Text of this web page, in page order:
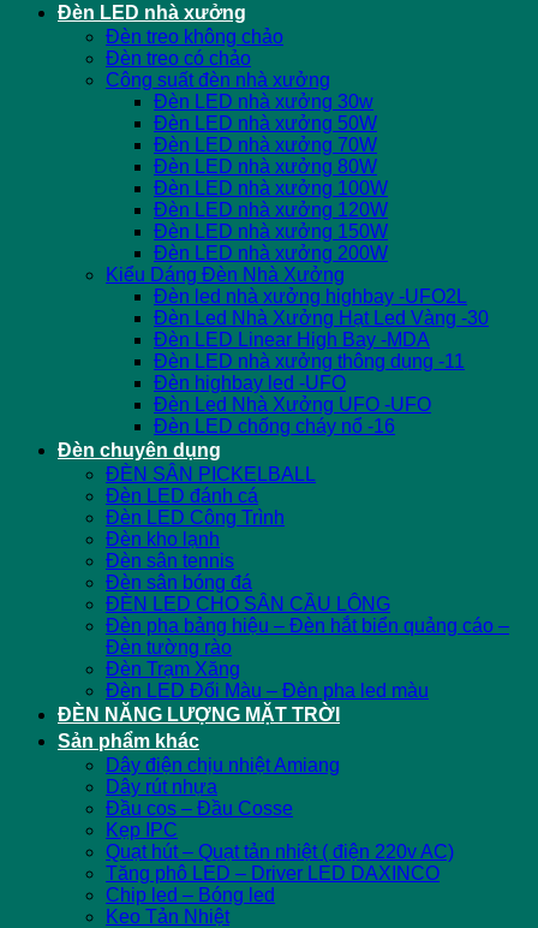
Đèn LED nhà xưởng
Đèn treo không chảo
Đèn treo có chảo
Công suất đèn nhà xưởng
Đèn LED nhà xưởng 30w
Đèn LED nhà xưởng 50W
Đèn LED nhà xưởng 70W
Đèn LED nhà xưởng 80W
Đèn LED nhà xưởng 100W
Đèn LED nhà xưởng 120W
Đèn LED nhà xưởng 150W
Đèn LED nhà xưởng 200W
Kiểu Dáng Đèn Nhà Xưởng
Đèn led nhà xưởng highbay -UFO2L
Đèn Led Nhà Xưởng Hạt Led Vàng -30
Đèn LED Linear High Bay -MDA
Đèn LED nhà xưởng thông dụng -11
Đèn highbay led -UFO
Đèn Led Nhà Xưởng UFO -UFO
Đèn LED chống cháy nổ -16
Đèn chuyên dụng
ĐÈN SÂN PICKELBALL
Đèn LED đánh cá
Đèn LED Công Trình
Đèn kho lạnh
Đèn sân tennis
Đèn sân bóng đá
ĐÈN LED CHO SÂN CẦU LÔNG
Đèn pha bảng hiệu – Đèn hắt biển quảng cáo –
Đèn tường rào
Đèn Trạm Xăng
Đèn LED Đổi Màu – Đèn pha led màu
ĐÈN NĂNG LƯỢNG MẶT TRỜI
Sản phẩm khác
Dây điện chịu nhiệt Amiang
Dây rút nhựa
Đầu cos – Đầu Cosse
Kẹp IPC
Quạt hút – Quạt tản nhiệt ( điện 220v AC)
Tăng phô LED – Driver LED DAXINCO
Chip led – Bóng led
Keo Tản Nhiệt